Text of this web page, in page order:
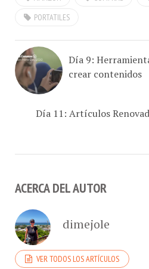
PORTATILES
Día 9:
crear contenidos
Día 11: Artículos
ACERCA DEL AUTOR
dimejole
VER TODOS LOS ARTÍCULOS